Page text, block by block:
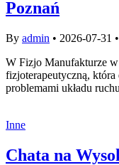
Poznań
By admin • 2026-07-31 •
W Fizjo Manufakturze
fizjoterapeutyczną,
problemami układu
Inne
Chata na